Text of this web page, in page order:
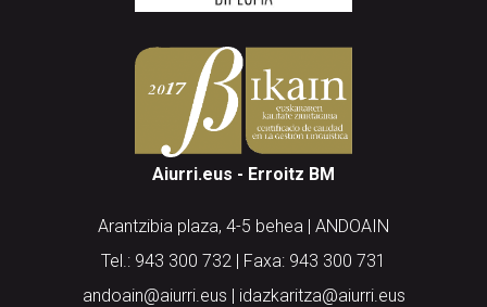
Aiurri.eus - Erroitz BM
Arantzibia plaza, 4-5 behea | ANDOAIN
Tel.: 943 300 732 | Faxa: 943 300 731
andoain@aiurri.eus | idazkaritza@aiurri.eus